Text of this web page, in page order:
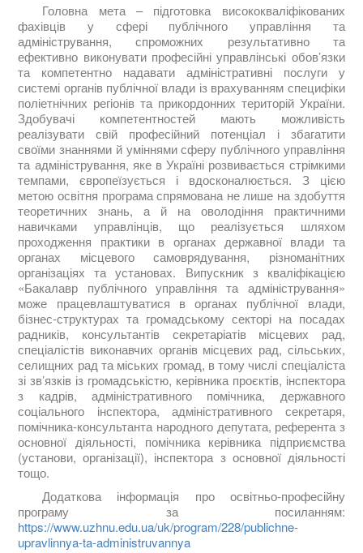
Головна мета – підготовка висококваліфікованих
фахівців у сфері публічного управління та
адміністрування, спроможних результативно та
ефективно виконувати професійні управлінські обов’язки
та компетентно надавати адміністративні послуги у
системі органів публічної влади із врахуванням специфіки
поліетнічних регіонів та прикордонних територій України.
Здобувачі компетентностей мають можливість
реалізувати свій професійний потенціал і збагатити
своїми знаннями й уміннями сферу публічного управління
та адміністрування, яке в Україні розвивається стрімкими
темпами, європеїзується і вдосконалюється. З цією
метою освітня програма спрямована не лише на здобуття
теоретичних знань, а й на оволодіння практичними
навичками управлінців, що реалізується шляхом
проходження практики в органах державної влади та
органах місцевого самоврядування, різноманітних
організаціях та установах. Випускник з кваліфікацією
«Бакалавр публічного управління та адміністрування»
може працевлаштуватися в органах публічної влади,
бізнес-структурах та громадському секторі на посадах
радників, консультантів секретаріатів місцевих рад,
спеціалістів виконавчих органів місцевих рад, сільських,
селищних рад та міських громад, в тому числі спеціаліста
зі зв’язків із громадськістю, керівника проєктів, інспектора
з кадрів, адміністративного помічника, державного
соціального інспектора, адміністративного секретаря,
помічника-консультанта народного депутата, референта з
основної діяльності, помічника керівника підприємства
(установи, організації), інспектора з основної діяльності
тощо.
Додаткова інформація про освітньо-професійну
програму за посиланням:
https://www.uzhnu.edu.ua/uk/program/228/publichne-
upravlinnya-ta-administruvannya